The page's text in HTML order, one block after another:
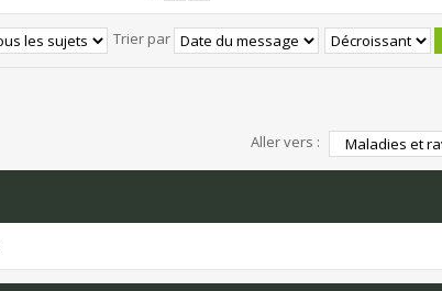
Trier par
Aller vers :